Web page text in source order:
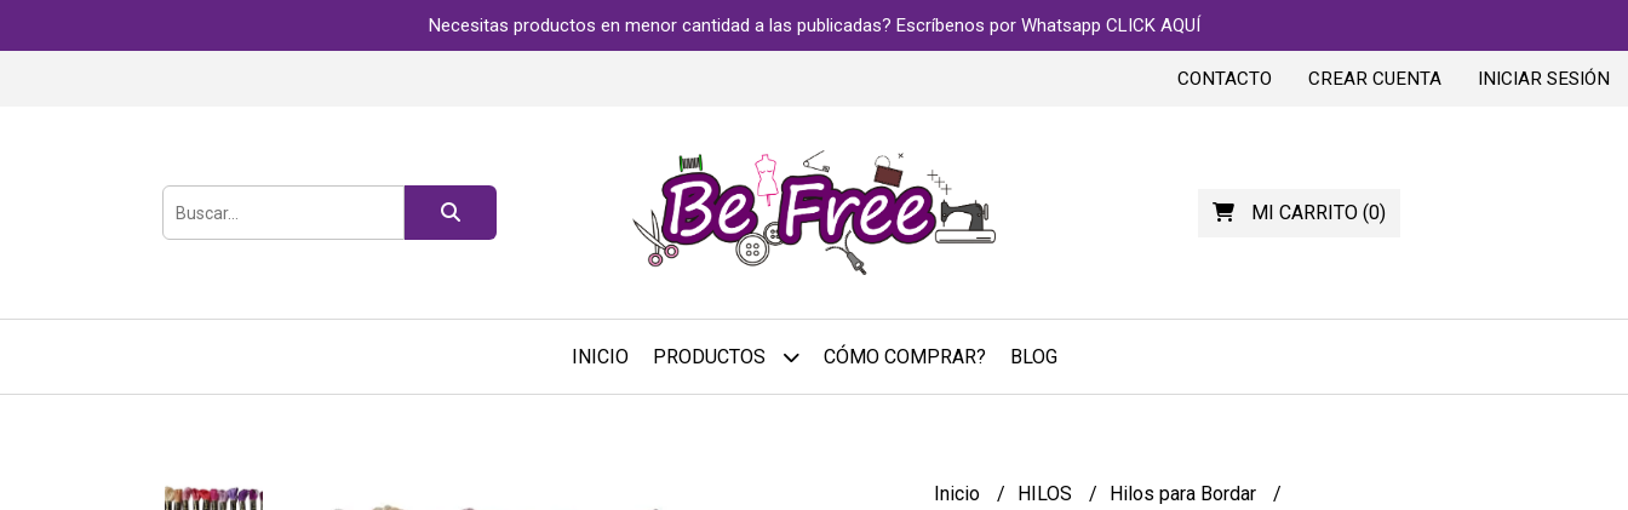
Necesitas productos en menor cantidad a las publicadas? Escríbenos por Whatsapp CLICK AQUÍ
CONTACTO CREAR CUENTA INICIAR SESIÓN
MI CARRITO(0)
INICIO PRODUCTOS CÓMO COMPRAR? BLOG
Inicio HILOS
Hilos para Bordar